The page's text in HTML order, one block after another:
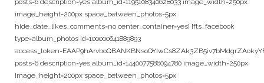
posts=6 description=yes album_id=1195108340628033 image_width=250px
image_height=200px space_between_photos=5px
hide_date_likes_comments=no center_container=yes] [fts_facebook
type=album_photos id=100000641889893
posts=6 description=yes album_id=1440077586094780 image_width=250px
image_height=200px space_between_photos=5px